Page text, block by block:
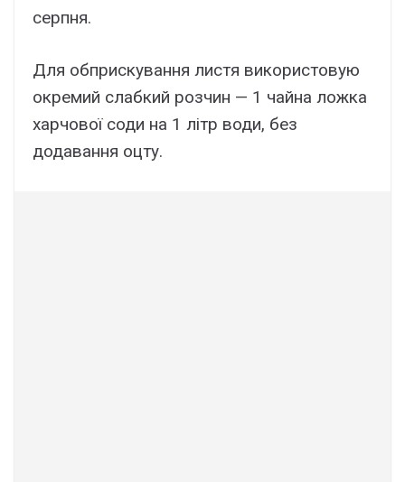
серпня.
Для обприскування листя використовую
окремий слабкий розчин — 1 чайна ложка
харчової соди на 1 літр води, без
додавання оцту.